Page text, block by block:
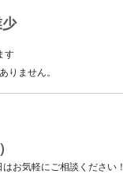
す
りません。
お気軽にご相談ください！